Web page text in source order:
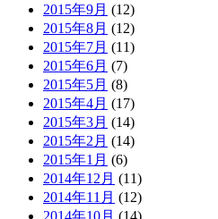
2015年9月 (12)
2015年8月 (12)
2015年7月 (11)
2015年6月 (7)
2015年5月 (8)
2015年4月 (17)
2015年3月 (14)
2015年2月 (14)
2015年1月 (6)
2014年12月 (11)
2014年11月 (12)
2014年10月 (14)